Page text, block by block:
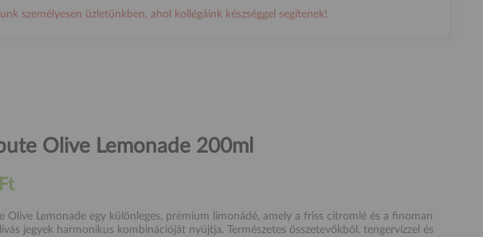
személyesen üzletünkben, ahol kollégáink készséggel segítenek!
Olive Lemonade 200ml
Olive Lemonade egy különleges, prémium limonádé, amely a friss citromlé és a finoman
jegyek harmonikus kombinációját nyújtja. Természetes összetevőkből, tengervízzel és